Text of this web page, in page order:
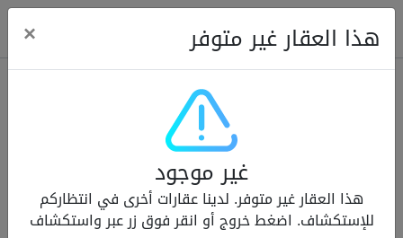
Modern Renovated Unit Near Marina Metro Station
شقة للإيجار 95,000 درهم
هذا العقار غير متوفر ×
غير موجود
هذا العقار غير متوفر. لدينا عقارات أخرى في انتظاركم
للإستكشاف. اضغط خروج أو انقر فوق زر عبر واستكشاف